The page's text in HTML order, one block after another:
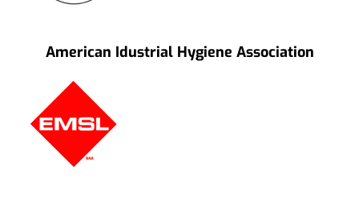
American Idustrial Hygiene Association